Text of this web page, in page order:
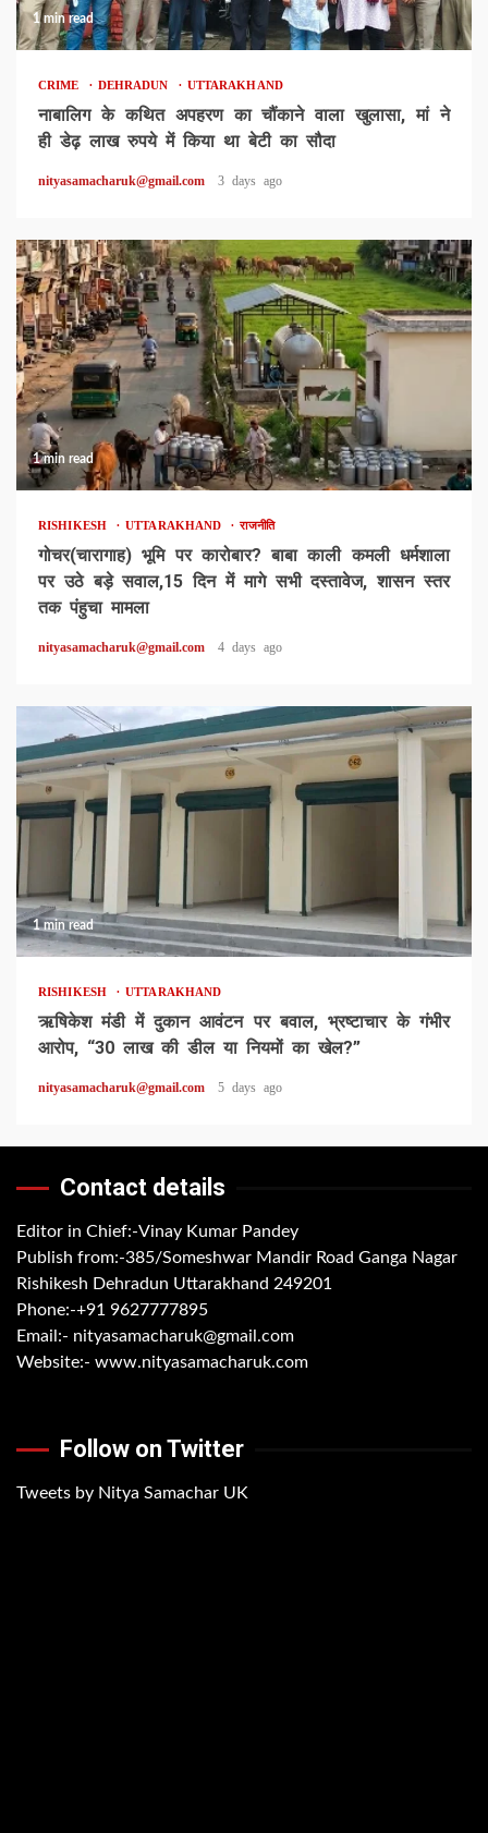
1 min read
CRIME DEHRADUN UTTARAKHAND
नाबालिग के कथित अपहरण का चौंकाने वाला खुलासा, मां ने
ही डेढ़ लाख रुपये में किया था बेटी का सौदा
nityasamacharuk@gmail.com 3 days ago
1 min read
RISHIKESH UTTARAKHAND राजनीति
गोचर(चारागाह) भूमि पर कारोबार? बाबा काली कमली धर्मशाला
पर उठे बड़े सवाल,15 दिन में मागे सभी दस्तावेज, शासन स्तर
तक पंहुचा मामला
nityasamacharuk@gmail.com 4 days ago
1 min read
RISHIKESH UTTARAKHAND
ऋषिकेश मंडी में दुकान आवंटन पर बवाल, भ्रष्टाचार के गंभीर
आरोप, “30 लाख की डील या नियमों का खेल?”
nityasamacharuk@gmail.com 5 days ago
Contact details
Editor in Chief:-Vinay Kumar Pandey
Publish from:-385/Someshwar Mandir Road Ganga Nagar
Rishikesh Dehradun Uttarakhand 249201
Phone:-+91 9627777895
Email:- nityasamacharuk@gmail.com
Website:- www.nityasamacharuk.com
Follow on Twitter
Tweets by Nitya Samachar UK